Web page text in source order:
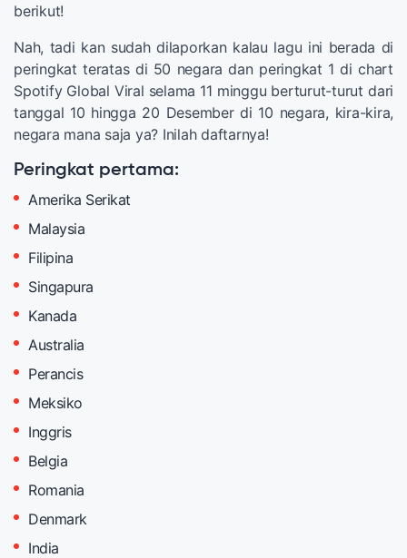
berikut!
Nah, tadi kan sudah dilaporkan kalau lagu ini berada di
peringkat teratas di 50 negara dan peringkat 1 di chart
Spotify Global Viral selama 11 minggu berturut-turut dari
tanggal 10 hingga 20 Desember di 10 negara, kira-kira,
negara mana saja ya? Inilah daftarnya!
Peringkat pertama:
Amerika Serikat
Malaysia
Filipina
Singapura
Kanada
Australia
Perancis
Meksiko
Inggris
Belgia
Romania
Denmark
India